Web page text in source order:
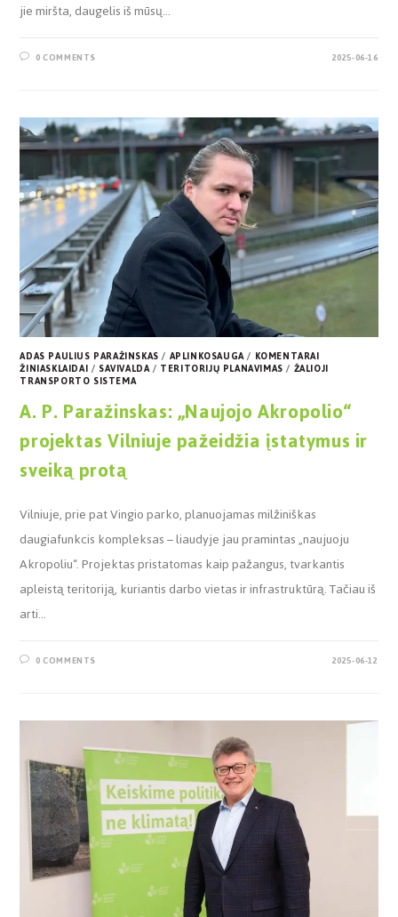
jie miršta, daugelis iš mūsų…
0 COMMENTS 2025-06-16
ADAS PAULIUS PARAŽINSKAS/ APLINKOSAUGA/ KOMENTARAI
ŽINIASKLAIDAI/ SAVIVALDA/ TERITORIJŲ PLANAVIMAS/ ŽALIOJI
TRANSPORTO SISTEMA
A. P. Paražinskas: „Naujojo Akropolio“
projektas Vilniuje pažeidžia įstatymus ir
sveiką protą
Vilniuje, prie pat Vingio parko, planuojamas milžiniškas
daugiafunkcis kompleksas – liaudyje jau pramintas „naujuoju
Akropoliu“. Projektas pristatomas kaip pažangus, tvarkantis
apleistą teritoriją, kuriantis darbo vietas ir infrastruktūrą. Tačiau iš
arti…
0 COMMENTS 2025-06-12